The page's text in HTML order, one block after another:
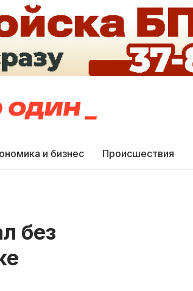
и бизнес Происшествия
без